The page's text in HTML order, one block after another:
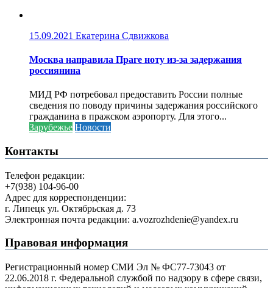
15.09.2021 Екатерина Сдвижкова
Москва направила Праге ноту из-за задержания
россиянина
МИД РФ потребовал предоставить России полные
сведения по поводу причины задержания российского
гражданина в пражском аэропорту. Для этого...
Зарубежье Новости
Контакты
Телефон редакции:
+7(938) 104-96-00
Адрес для корреспонденции:
г. Липецк ул. Октябрьская д. 73
Электронная почта редакции: a.vozrozhdenie@yandex.ru
Правовая информация
Регистрационный номер СМИ Эл № ФС77-73043 от
22.06.2018 г. Федеральной службой по надзору в сфере связи,